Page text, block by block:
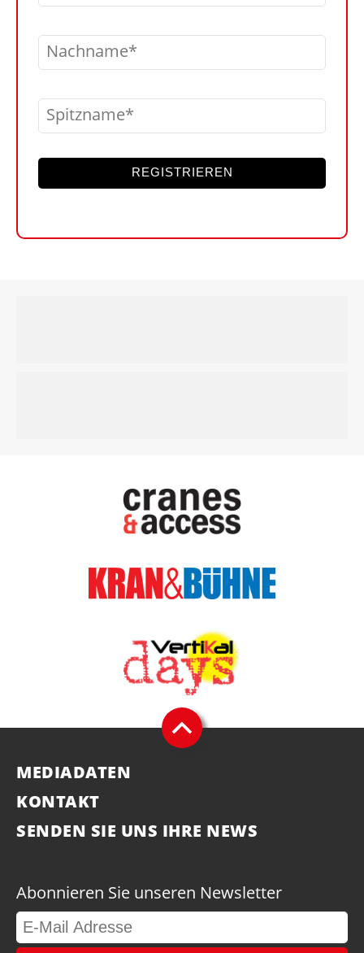
Nachname
Spitzname
REGISTRIEREN
MEDIADATEN
KONTAKT
SENDEN SIE UNS IHRE NEWS
Abonnieren Sie unseren Newsletter